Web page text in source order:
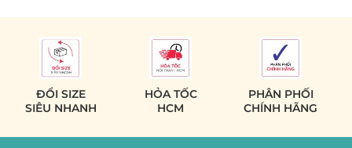
ĐỔI SIZE
SIÊU NHANH
HỎA TỐC
HCM
PHÂN PHỐI
CHÍNH HÃNG